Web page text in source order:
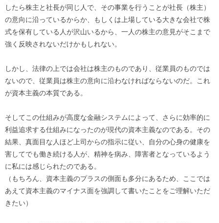
したら株主と社長が同じ人で、その事業を行うことが社長（株主）
の意向に沿っているからか、もしくは上場している大きな会社で株
式を保有している人が沢山いるから、一人の株主の意見がそこまで
強く反映されないだけかもしれない。
しかし、法律の上では会社は株主のものであり、従業員のものでは
ないので、従業員は株主の意向に沿わなければならないのだ。これ
が資本主義の本質である。
そしてこの仕組みが高度な金融システムによって、さらに効率的に
利益追求する仕組みになったのが現代の資本主義なのである。その
結果、真面目な人ほど上司からの指示に従い、自分の心身の健康を
害してでも働き続ける人が、精神を病み、障害者となっているよう
に私には感じられたのである。
（もちろん、資本主義のプラスの側面も多分にあるため、ここでは
あえて資本主義のマイナス面を強調して書いたことをご理解いただ
きたい）